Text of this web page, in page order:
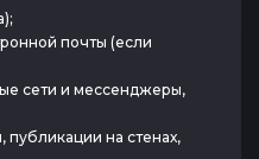
почты (если
сети и мессенджеры,
на стенах,